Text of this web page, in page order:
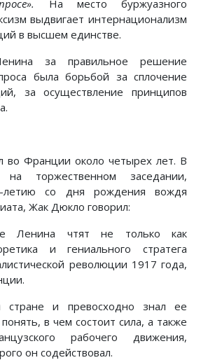
На место буржуазного
выдвигает интернационализм
в высшем единстве.
за правильное решение
была борьбой за сплочение
за осуществление принципов
во Франции около четырех лет. В
торжественном заседании,
летию со дня рождения вождя
Жак Дюкло говорил:
Ленина чтят не только как
и гениального стратега
революции 1917 года,
и превосходно знал ее
в чем состоит сила, а также
рабочего движения,
он содействовал.